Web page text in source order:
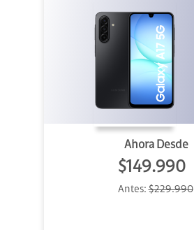
Ahora Desde
$149.990
Antes:$229.990